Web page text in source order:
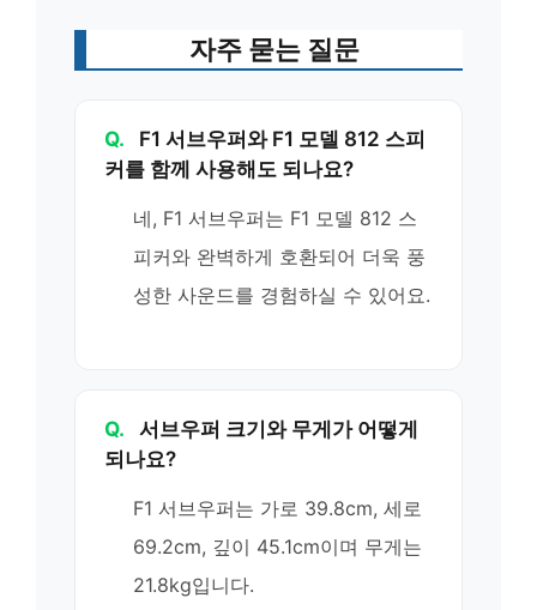
자주 묻는 질문
Q.
F1 서브우퍼와 F1 모델 812 스피
커를 함께 사용해도 되나요?
네, F1 서브우퍼는 F1 모델 812 스
피커와 완벽하게 호환되어 더욱 풍
성한 사운드를 경험하실 수 있어요.
Q.
서브우퍼 크기와 무게가 어떻게
되나요?
F1 서브우퍼는 가로 39.8cm, 세로
69.2cm, 깊이 45.1cm이며 무게는
21.8kg입니다.